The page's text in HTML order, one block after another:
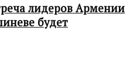
лидеров Армении
будет